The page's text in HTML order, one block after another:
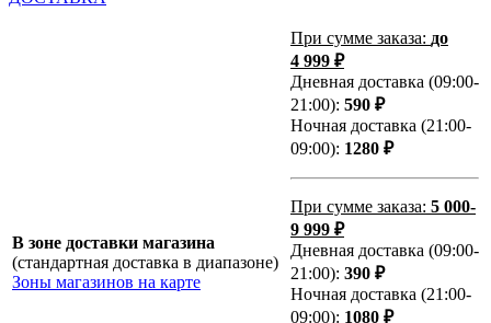
В зоне доставки магазина
(стандартная доставка в диапазоне)
Зоны магазинов на карте
При сумме заказа: до
4 999 ₽
Дневная доставка (09:00-
21:00): 590 ₽
Ночная доставка (21:00-
09:00): 1280 ₽
При сумме заказа: 5 000-
9 999 ₽
Дневная доставка (09:00-
21:00): 390 ₽
Ночная доставка (21:00-
09:00): 1080 ₽